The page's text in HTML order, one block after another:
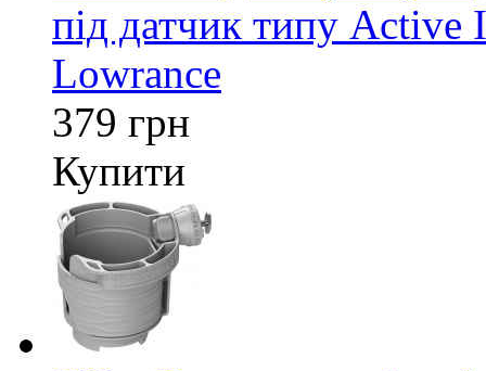
під датчик типу Active
Lowrance
379 грн
Купити